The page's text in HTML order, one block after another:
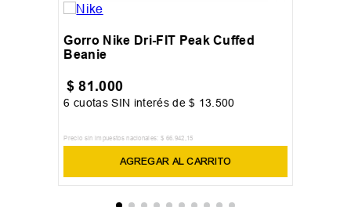
Gorro Nike Dri-FIT Peak Cuffed
Beanie
$ 81.000
6 cuotas SIN interés de$ 13.500
Precio sin impuestos nacionales: $ 66.942 ,15
AGREGAR AL CARRITO